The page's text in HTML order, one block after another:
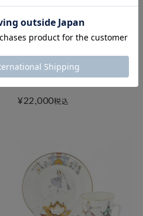
ポーセリン ブルース（ピンク
ネット） ティーカップ＆ソー
¥22,000税込